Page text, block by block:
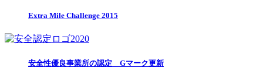
Extra Mile Challenge 2015
安全性優良事業所の認定 Gマーク更新